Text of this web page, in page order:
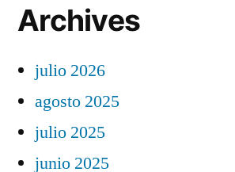
Archives
julio 2026
agosto 2025
julio 2025
junio 2025